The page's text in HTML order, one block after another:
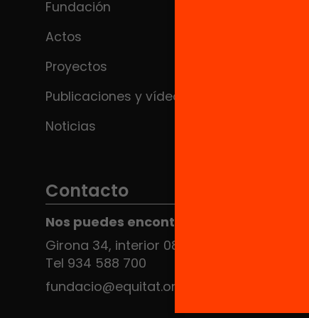
Fundación
Actos
Proyectos
Publicaciones y vídeos
Noticias
Contacto
Nos puedes encontrar en el HUB Social
Girona 34, interior 08010 Barcelona
Tel 934 588 700
fundacio@equitat.org